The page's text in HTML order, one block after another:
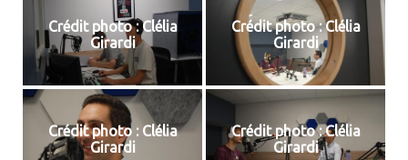
Crédit photo : Clélia
Girardi
Crédit photo : Clélia
Girardi
Crédit photo : Clélia
Girardi
Crédit photo : Clélia
Girardi